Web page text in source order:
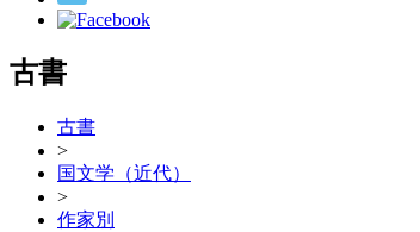
古書
古書
>
国文学（近代）
>
作家別